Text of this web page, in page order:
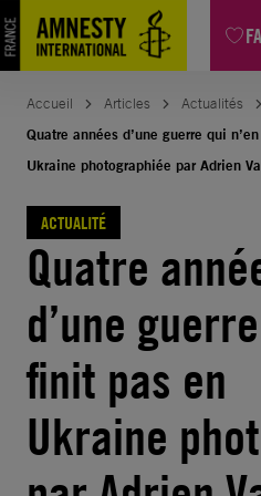
Aller
au
contenu
Accueil Articles
Actualités
Quatre années d’une guerre qui
Ukraine photographiée par Adrien
ACTUALITÉ
Quatre
d’une
finit pas en
Ukraine